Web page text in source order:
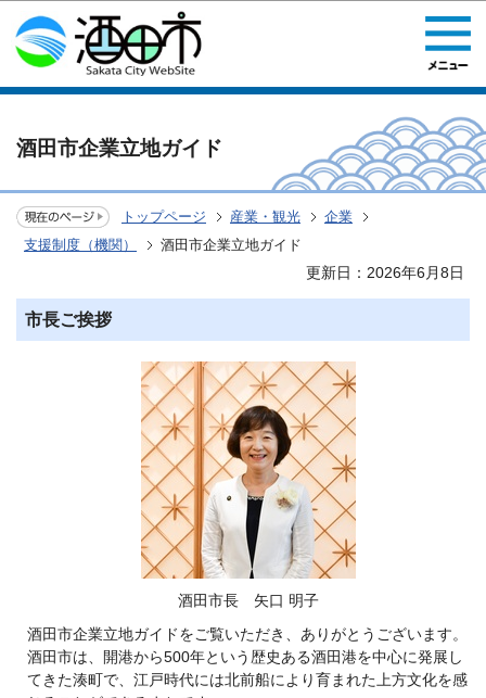
このページの本文へ移動
酒田市企業立地ガイド
トップページ 産業・観光
企業
支援制度（機関）
酒田市企業立地ガイド
更新日：2026年6月8日
市長ご挨拶
酒田市長 矢口 明子
酒田市企業立地ガイドをご覧いただき、ありがとうございます。
酒田市は、開港から500年という歴史ある酒田港を中心に発展し
てきた湊町で、江戸時代には北前船により育まれた上方文化を感